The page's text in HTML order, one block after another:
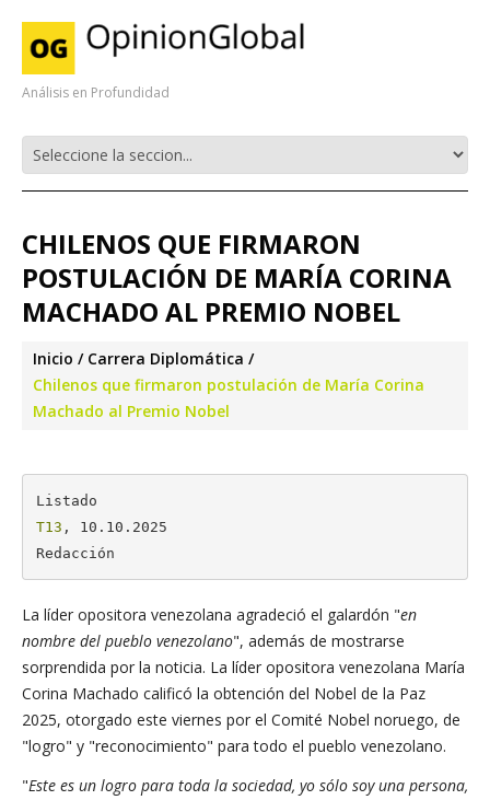
Análisis en Profundidad
CHILENOS QUE FIRMARON
POSTULACIÓN DE MARÍA CORINA
MACHADO AL PREMIO NOBEL
Inicio
Carrera Diplomática
Chilenos que firmaron postulación de María Corina
Machado al Premio Nobel
T13 , 10.10.2025
Redacción
La líder opositora venezolana agradeció el galardón "en
nombre del pueblo venezolano", además de mostrarse
sorprendida por la noticia. La líder opositora venezolana María
Corina Machado calificó la obtención del Nobel de la Paz
2025, otorgado este viernes por el Comité Nobel noruego, de
"logro" y "reconocimiento" para todo el pueblo venezolano.
"Este es un logro para toda la sociedad, yo sólo soy una persona,